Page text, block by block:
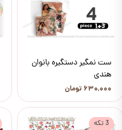
ست نمگیر دستگیره بانوان
هندی
۶۳۰,۰۰۰ تومان
3 تکه